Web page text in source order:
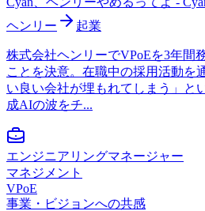
ヘンリー
起業
株式会社ヘンリーでVPoEを3年間
ことを決意。在職中の採用活動を
い良い会社が埋もれてしまう」と
成AIの波をチ...
エンジニアリングマネージャー
マネジメント
VPoE
事業・ビジョンへの共感